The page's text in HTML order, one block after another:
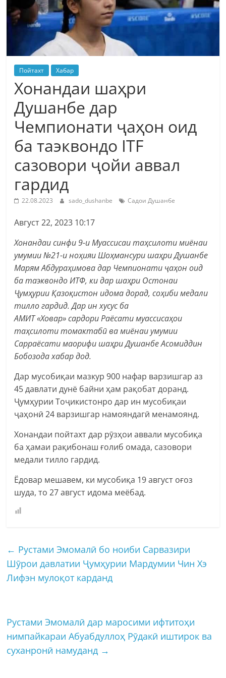
Пойтахт Хабар
Хонандаи шаҳри
Душанбе дар
Чемпионати ҷаҳон оид
ба таэквондо ITF
сазовори ҷойи аввал
гардид
22.08.2023 sado_dushanbe Садои Душанбе
Август 22, 2023 10:17
Хонандаи синфи 9-и Муассисаи таҳсилоти миёнаи
умумии №21-и ноҳияи Шоҳмансури шаҳри Душанбе
Марям Абдураҳимова дар Чемпионати ҷаҳон оид
ба таэквондо ИТФ, ки дар шаҳри Остонаи
Ҷумҳурии Қазоқистон идома дорад, соҳиби медали
тилло гардид. Дар ин хусус ба
АМИТ«Ховар»сардори Раёсати муассисаҳои
таҳсилоти томактабӣ ва миёнаи умумии
Сарраёсати маорифи шаҳри Душанбе Асомиддин
Бобозода хабар дод.
Дар мусобиқаи мазкур 900 нафар варзишгар аз
45 давлати дунё байни ҳам рақобат доранд.
Ҷумҳурии Тоҷикистонро дар ин мусобиқаи
ҷаҳонӣ 24 варзишгар намояндагӣ менамоянд.
Хонандаи пойтахт дар рӯзҳои аввали мусобиқа
ба ҳамаи рақибонаш ғолиб омада, сазовори
медали тилло гардид.
Ёдовар мешавем, ки мусобиқа 19 август оғоз
шуда, то 27 август идома меёбад.
← Рустами Эмомалӣ бо ноиби Сарвазири
Шӯрои давлатии Ҷумҳурии Мардумии Чин Хэ
Лифэн мулоқот карданд
Рустами Эмомалӣ дар маросими ифтитоҳи
нимпайкараи Абуабдуллоҳ Рӯдакӣ иштирок ва
суханронӣ намуданд →